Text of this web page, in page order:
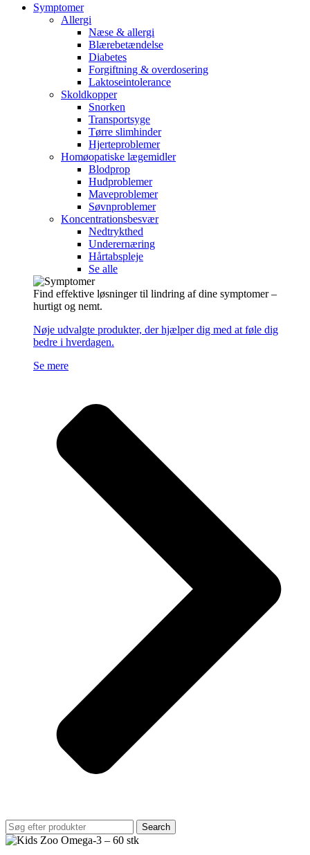
Symptomer
Allergi
Næse & allergi
Blærebetændelse
Diabetes
Forgiftning & overdosering
Laktoseintolerance
Skoldkopper
Snorken
Transportsyge
Tørre slimhinder
Hjerteproblemer
Homøopatiske lægemidler
Blodprop
Hudproblemer
Maveproblemer
Søvnproblemer
Koncentrationsbesvær
Nedtrykthed
Underernæring
Hårtabspleje
Se alle
Find effektive løsninger til lindring af dine symptomer –
hurtigt og nemt.
Nøje udvalgte produkter, der hjælper dig med at føle dig
bedre i hverdagen.
Se mere
Search